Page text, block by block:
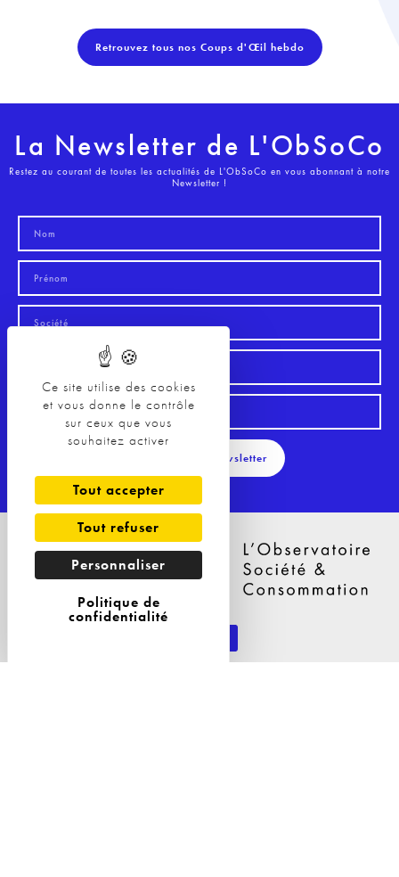
Ce site utilise des cookies
et vous donne le contrôle
sur ceux que vous
souhaitez activer
Tout accepter
Tout refuser
Personnaliser
Politique de
confidentialité
Retrouvez tous nos Coups d'Œil hebdo
La Newsletter de L'ObSoCo
Restez au courant de toutes les actualités de L'ObSoCo en vous abonnant à notre
Newsletter !
S'inscrire à la Newsletter